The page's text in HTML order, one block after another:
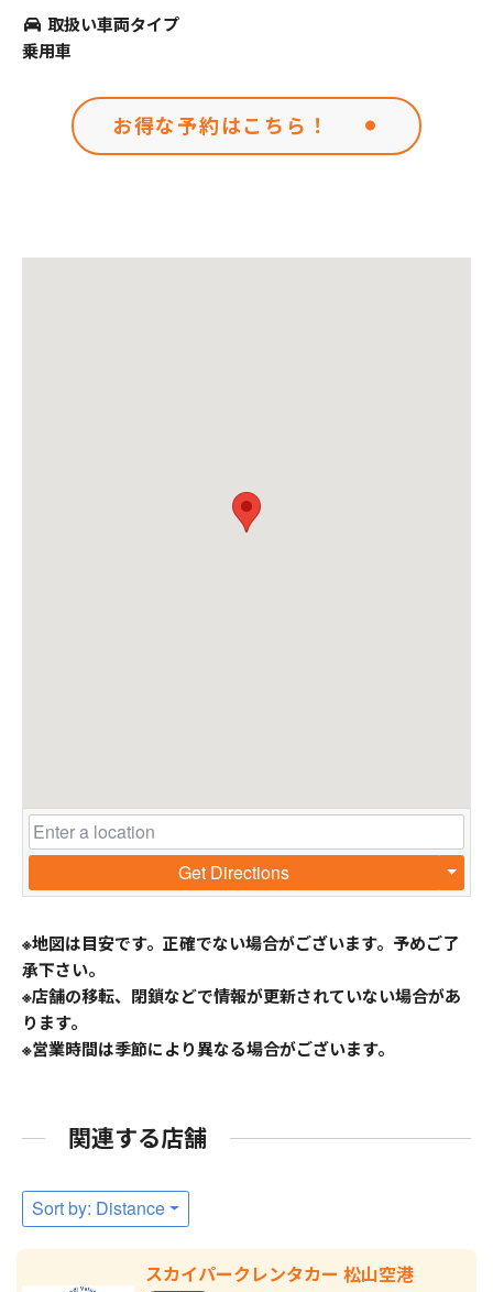
取扱い車両タイプ
乗用車
お得な予約はこちら！
Get Directions
※地図は目安です。正確でない場合がございます。予めご了
承下さい。
※店舗の移転、閉鎖などで情報が更新されていない場合があ
ります。
※営業時間は季節により異なる場合がございます。
関連する店舗
Sort by: Distance
スカイパークレンタカー 松山空港